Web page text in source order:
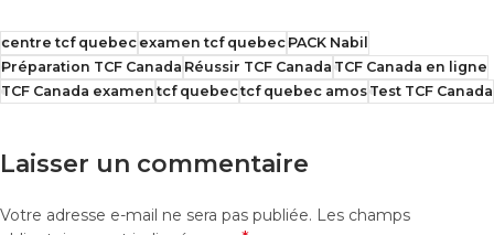
centre tcf quebecexamen tcf quebecPACK Nabil
Préparation TCF Canada Réussir TCF Canada TCF Canada en ligne
TCF Canada examen tcf quebectcf quebec amosTest TCF Canada
Laisser un commentaire
Votre adresse e-mail ne sera pas publiée. Les champs